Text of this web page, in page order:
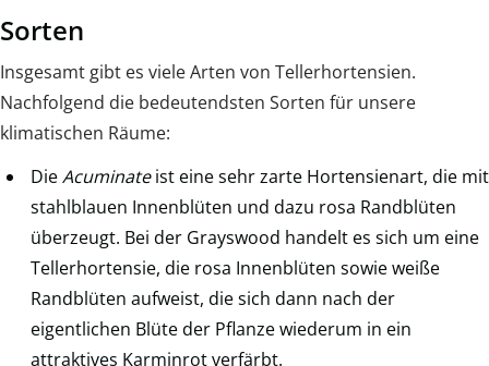
Sorten
Insgesamt gibt es viele Arten von Tellerhortensien.
Nachfolgend die bedeutendsten Sorten für unsere
klimatischen Räume:
DieAcuminateist eine sehr zarte Hortensienart, die mit
stahlblauen Innenblüten und dazu rosa Randblüten
überzeugt. Bei der Grayswood handelt es sich um eine
Tellerhortensie, die rosa Innenblüten sowie weiße
Randblüten aufweist, die sich dann nach der
eigentlichen Blüte der Pflanze wiederum in ein
attraktives Karminrot verfärbt.